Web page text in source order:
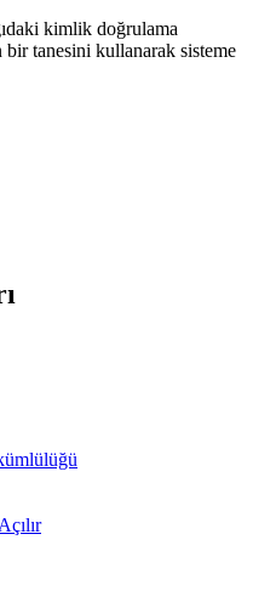
kimlik doğrulama
tanesini kullanarak sisteme